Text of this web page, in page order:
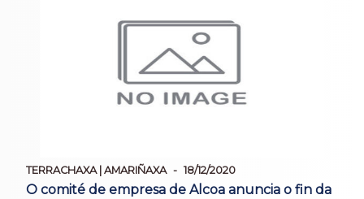
TERRACHAXA | AMARIÑAXA 18/12/2020
O comité de empresa de Alcoa anuncia o fin da